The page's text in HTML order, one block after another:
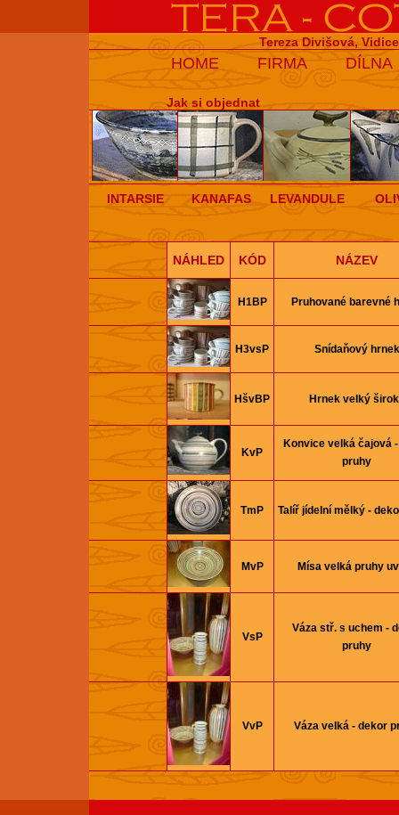
Tereza Divišová,
HOME FIRMA DÍLNA
Jak si objednat
INTARSIE KANAFAS LEVANDULE
NÁHLED KÓD NÁZEV
H1BP Pruhované barevné
H3vsP Snídaňový hrnek
HšvBP Hrnek velký
KvP
Konvice velká čajová
pruhy
TmP Talíř jí­delní­ mělký -
MvP Mísa velká pruhy
VsP
Váza stř. s uchem -
pruhy
VvP Váza velká - dekor